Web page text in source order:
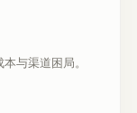
与渠道困局。